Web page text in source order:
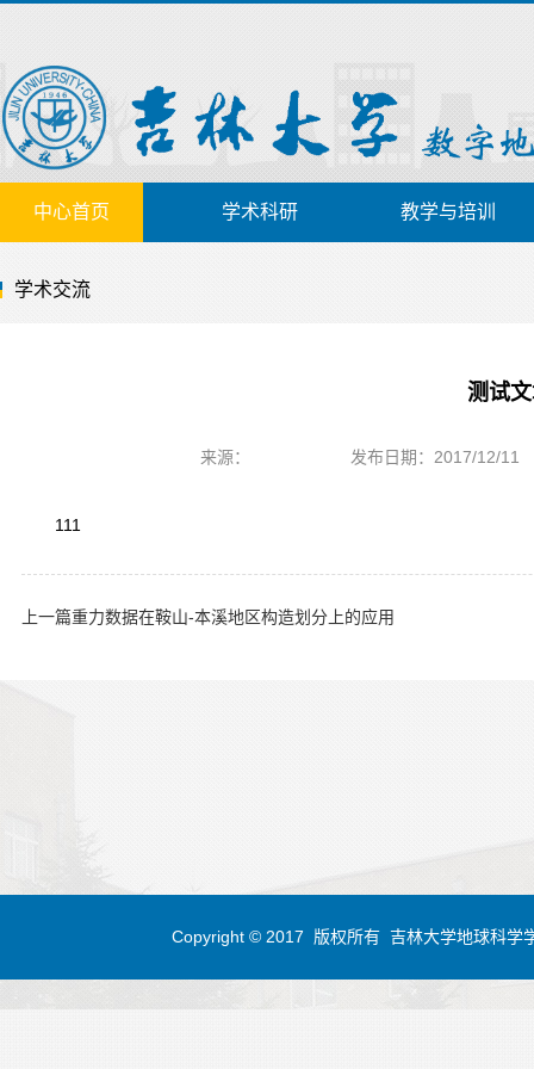
中心首页 学术科研 教学与培训
学术交流
测试
来源： 发布日期：2017/12/11
111
上一篇重力数据在鞍山-本溪地区构造划分上的应用
Copyright © 2017 版权所有 吉林大学地球科